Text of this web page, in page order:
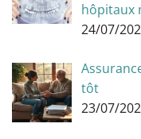
hôpitaux
24/07/
tôt
23/07/